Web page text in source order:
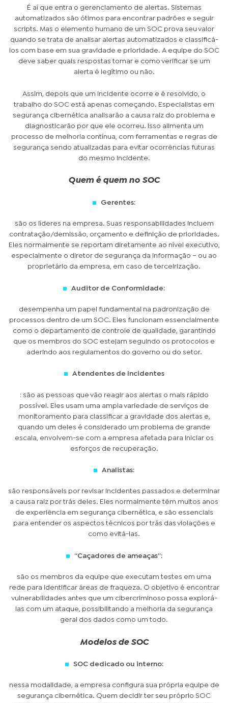
É aí que entra o gerenciamento de alertas. Sistemas
automatizados são ótimos para encontrar padrões e seguir
scripts. Mas o elemento humano de um SOC prova seu valor
quando se trata de analisar alertas automatizados e classificá-
los com base em sua gravidade e prioridade. A equipe do SOC
deve saber quais respostas tomar e como verificar se um
alerta é legítimo ou não.
Assim, depois que um incidente ocorre e é resolvido, o
trabalho do SOC está apenas começando. Especialistas em
segurança cibernética analisarão a causa raiz do problema e
diagnosticarão por que ele ocorreu. Isso alimenta um
processo de melhoria contínua, com ferramentas e regras de
segurança sendo atualizadas para evitar ocorrências futuras
do mesmo incidente.
Quem é quem no SOC
Gerentes:
são os líderes na empresa. Suas responsabilidades incluem
contratação/demissão, orçamento e definição de prioridades.
Eles normalmente se reportam diretamente ao nível executivo,
especialmente o diretor de segurança da informação – ou ao
proprietário da empresa, em caso de terceirização.
Auditor de Conformidade:
desempenha um papel fundamental na padronização de
processos dentro de um SOC. Eles funcionam essencialmente
como o departamento de controle de qualidade, garantindo
que os membros do SOC estejam seguindo os protocolos e
aderindo aos regulamentos do governo ou do setor.
Atendentes de Incidentes
: são as pessoas que vão reagir aos alertas o mais rápido
possível. Eles usam uma ampla variedade de serviços de
monitoramento para classificar a gravidade dos alertas e,
quando um deles é considerado um problema de grande
escala, envolvem-se com a empresa afetada para iniciar os
esforços de recuperação.
Analistas:
são responsáveis por revisar incidentes passados e determinar
a causa raiz por trás deles. Eles normalmente têm muitos anos
de experiência em segurança cibernética, e são essenciais
para entender os aspectos técnicos por trás das violações e
como evitá-las.
“Caçadores de ameaças”:
são os membros da equipe que executam testes em uma
rede para identificar áreas de fraqueza. O objetivo é encontrar
vulnerabilidades antes que um cibercriminoso possa explorá-
las com um ataque, possibilitando a melhoria da segurança
geral dos dados como um todo.
Modelos de SOC
SOC dedicado ou interno:
nessa modalidade, a empresa configura sua própria equipe de
segurança cibernética. Quem decidir ter seu próprio SOC